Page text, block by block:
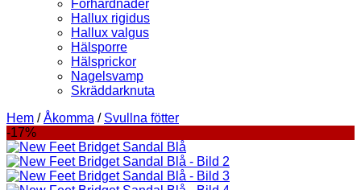
Förhårdnader
Hallux rigidus
Hallux valgus
Hälsporre
Hälsprickor
Nagelsvamp
Skräddarknuta
Hem / Åkomma / Svullna fötter
-17%